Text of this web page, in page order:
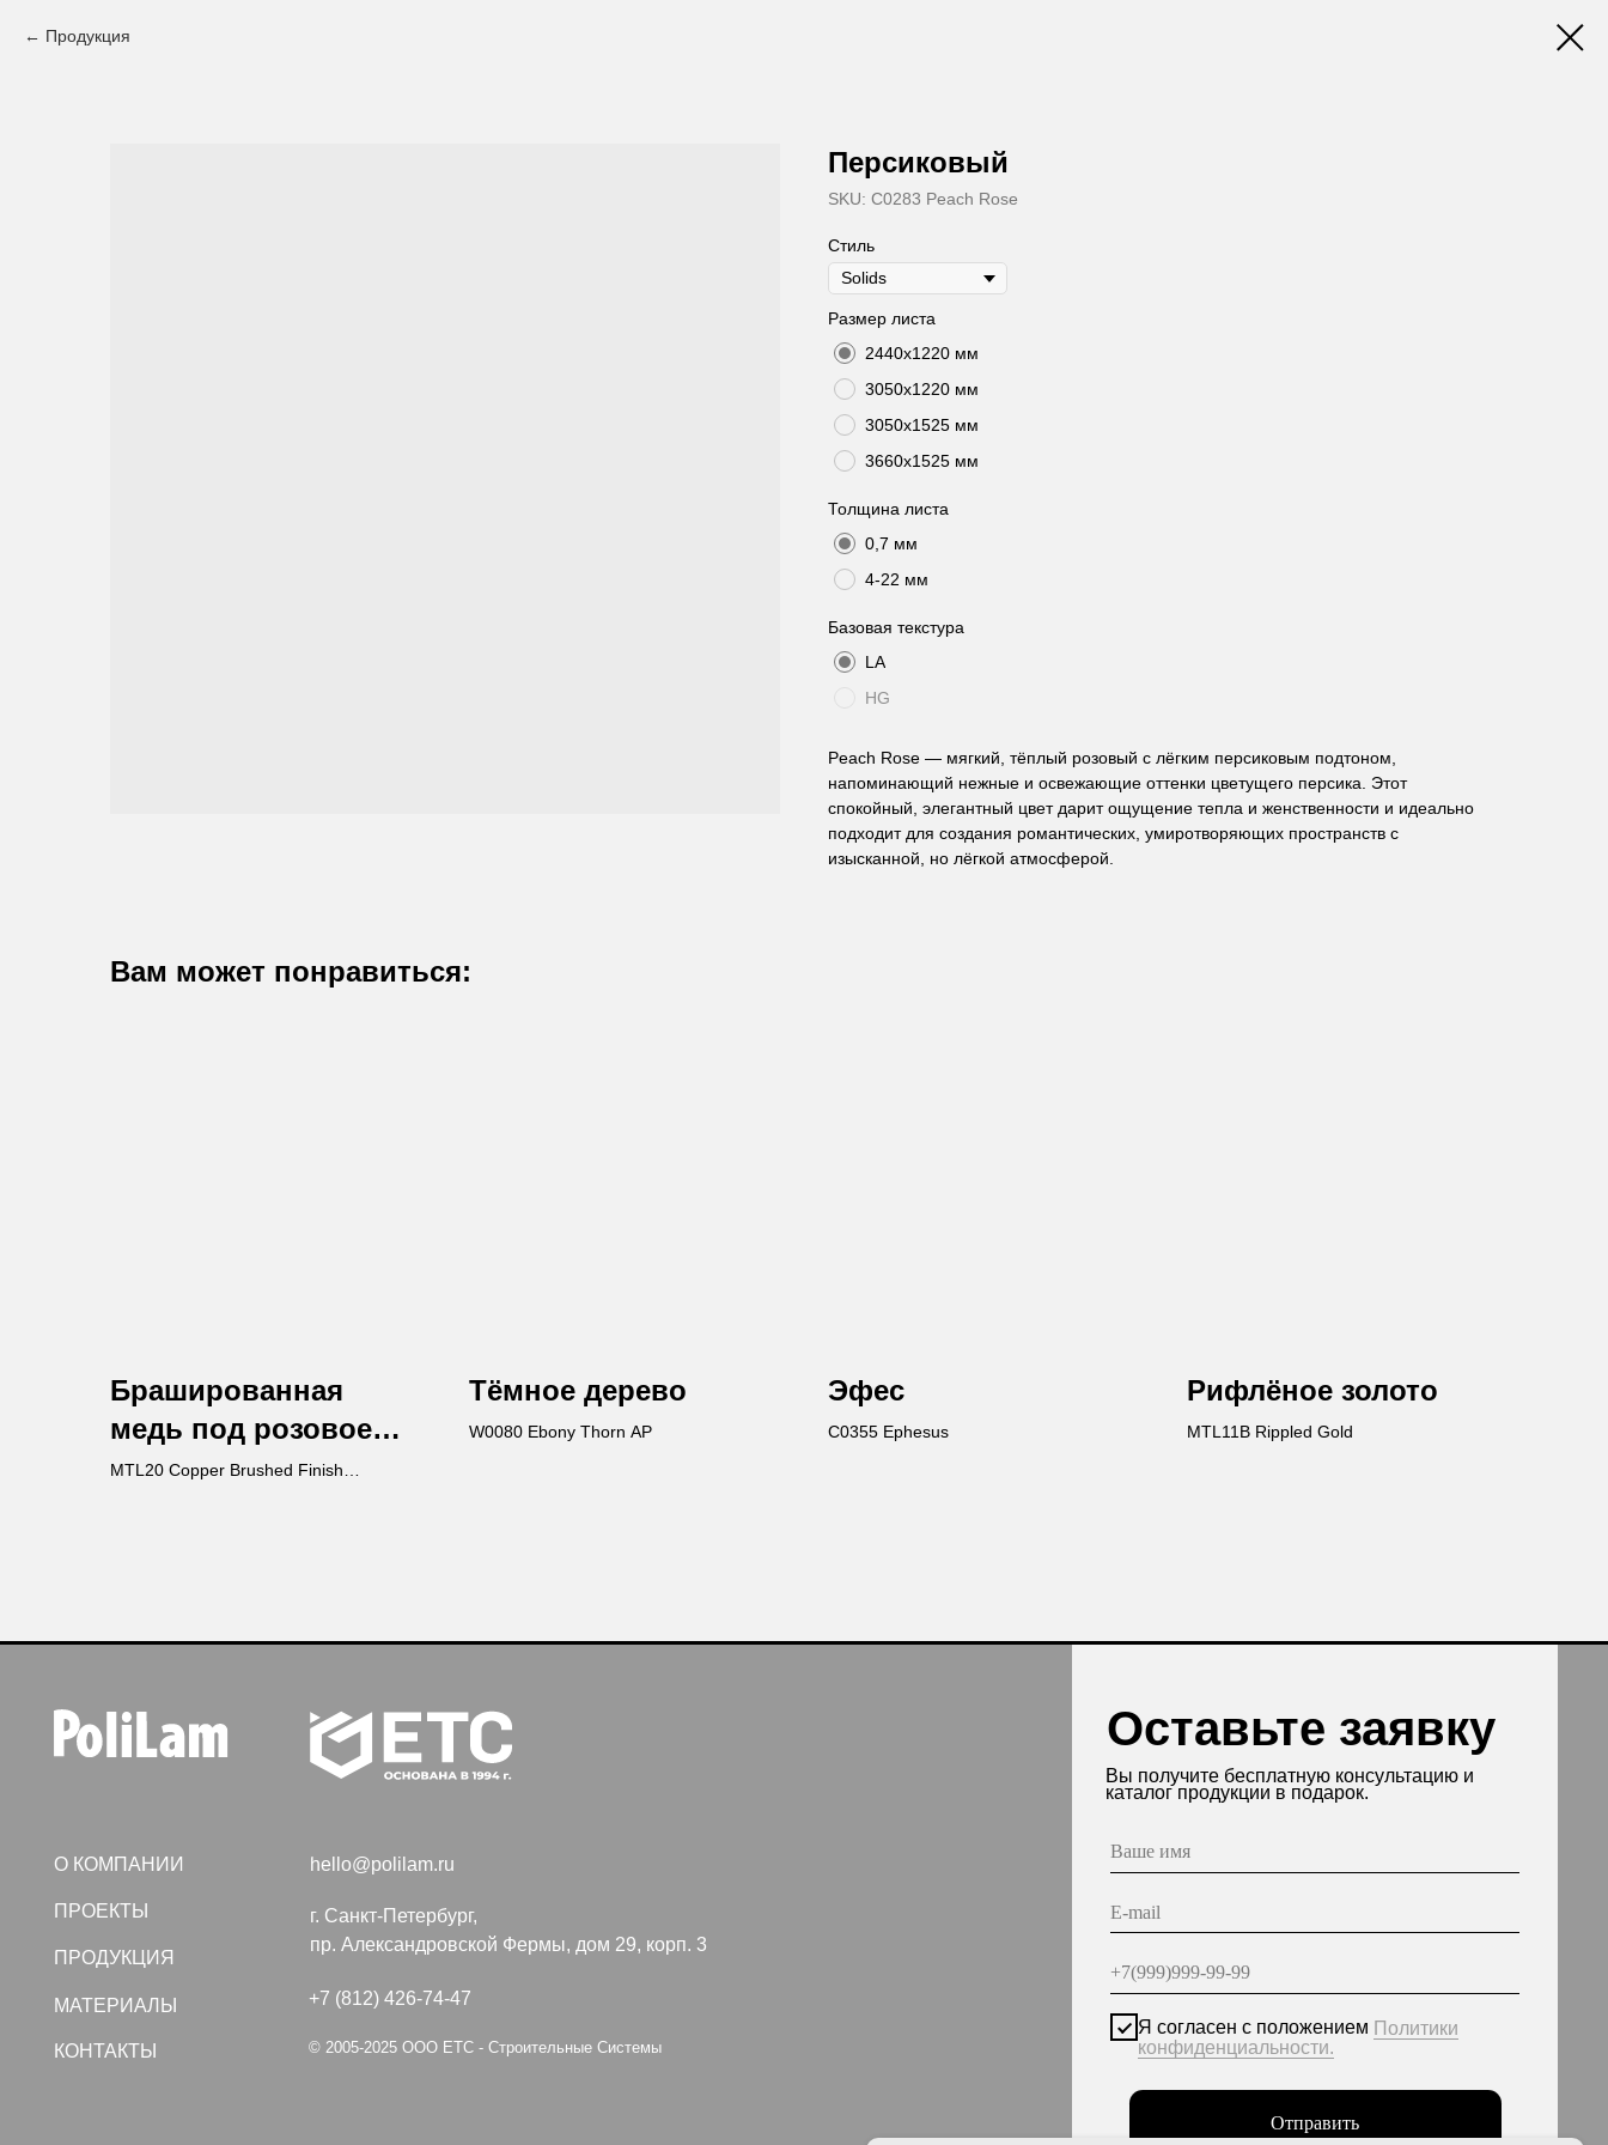
Продукция
Персиковый
SKU: C0283 Peach Rose
Стиль
Размер листа
2440х1220 мм
3050х1220 мм
3050х1525 мм
3660х1525 мм
Толщина листа
0,7 мм
4-22 мм
Базовая текстура
LA
HG
Peach Rose — мягкий, тёплый розовый с лёгким персиковым подтоном,
напоминающий нежные и освежающие оттенки цветущего персика. Этот
спокойный, элегантный цвет дарит ощущение тепла и женственности и идеально
подходит для создания романтических, умиротворяющих пространств с
изысканной, но лёгкой атмосферой.
Вам может понравиться:
Брашированная
медь под розовое
золото
MTL20 Copper Brushed Finish
Тёмное дерево
W0080 Ebony Thorn AP
Эфес
C0355 Ephesus
Рифлёное золото
MTL11B Rippled Gold
ПРОДУКЦИЯ
ПРОЕКТЫ
+7 (812) 426-74-47
г. Санкт-Петербург,
пр. Александровской Фермы, дом 29, корп. 3
Создание сайта VolkovGroup
Политика конфиденциальности
оснований в соответствии с ч.1 ст.6 и ст.10.1 152-ФЗ. Субъектами
установлены запреты на обработку неограниченных кругом лиц
опубликованных персональных данных.